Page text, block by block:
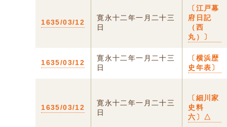
1635/03/12
寛永十二年一月二十三
日
〔江戸幕
府日記
（西
丸）〕
1635/03/12
寛永十二年一月二十三
日
〔横浜歴
史年表〕
1635/03/12
寛永十二年一月二十三
日
〔細川家
史料
六〕△